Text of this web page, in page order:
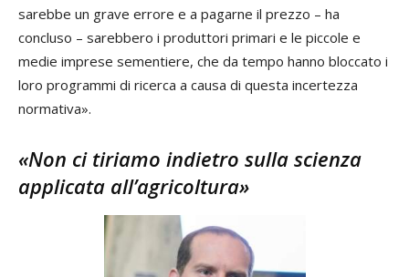
sarebbe un grave errore e a pagarne il prezzo – ha
concluso – sarebbero i produttori primari e le piccole e
medie imprese sementiere, che da tempo hanno bloccato i
loro programmi di ricerca a causa di questa incertezza
normativa».
«Non ci tiriamo indietro sulla scienza
applicata all’agricoltura»